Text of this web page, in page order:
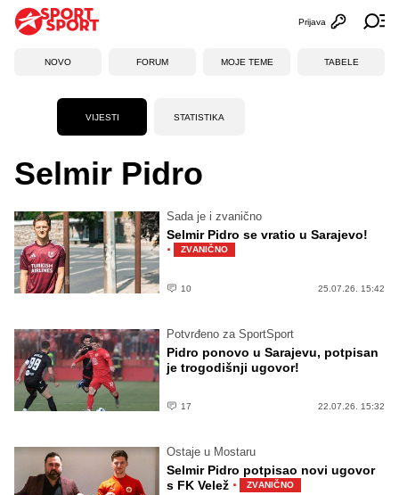
Otvori
Prijava
NOVO FORUM MOJE TEME TABELE
VIJESTI STATISTIKA
Selmir Pidro
Sada je i zvanično
Selmir Pidro se vratio u Sarajevo!
· ZVANIČNO
10 25.07.26. 15:42
Potvrđeno za SportSport
Pidro ponovo u Sarajevu, potpisan
je trogodišnji ugovor!
17 22.07.26. 15:32
Ostaje u Mostaru
Selmir Pidro potpisao novi ugovor
s FK Velež · ZVANIČNO